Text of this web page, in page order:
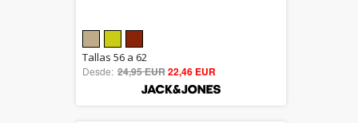
out of 5
Tallas 56 a 62
Desde: 24,95 EUR22,46 EUR